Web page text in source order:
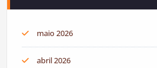
maio 2026
abril 2026